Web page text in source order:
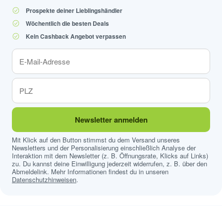
Prospekte deiner Lieblingshändler
Wöchentlich die besten Deals
Kein Cashback Angebot verpassen
Newsletter anmelden
Mit Klick auf den Button stimmst du dem Versand unseres
Newsletters und der Personalisierung einschließlich Analyse der
Interaktion mit dem Newsletter (z. B. Öffnungsrate, Klicks auf Links)
zu. Du kannst deine Einwilligung jederzeit widerrufen, z. B. über den
Abmeldelink. Mehr Informationen findest du in unseren
Datenschutzhinweisen.